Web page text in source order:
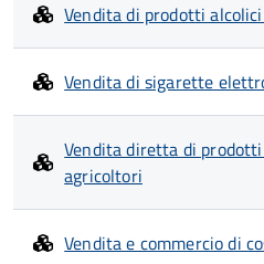
Vendita di prodotti
Vendita di sigarette
Vendita diretta di
agricoltori
Vendita e commercio di